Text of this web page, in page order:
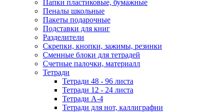
Папки пластиковые, бумажные
Пеналы школьные
Пакеты подарочные
Подставки для книг
Разделители
Скрепки, кнопки, зажимы, резинки
Сменные блоки для тетрадей
Счетные палочки, материалл
Тетради
Тетради 48 - 96 листа
Тетради 12 - 24 листа
Тетради А-4
Тетради для нот, каллиграфии